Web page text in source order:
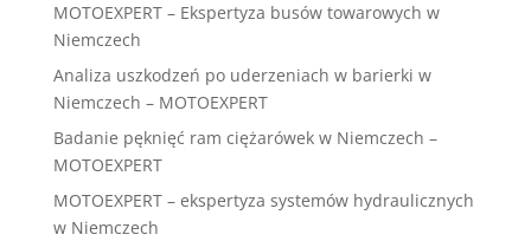
MOTOEXPERT – Ekspertyza busów towarowych w
Niemczech
Analiza uszkodzeń po uderzeniach w barierki w
Niemczech – MOTOEXPERT
Badanie pęknięć ram ciężarówek w Niemczech –
MOTOEXPERT
MOTOEXPERT – ekspertyza systemów hydraulicznych
w Niemczech